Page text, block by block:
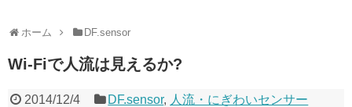
ホーム DF.sensor
Wi-Fiで人流は見えるか?
2014/12/4 DF.sensor, 人流・にぎわいセンサー